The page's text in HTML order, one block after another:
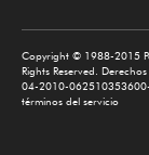
Copyright © 1988-2015
Rights Reserved.
04-2010-
términos del servicio